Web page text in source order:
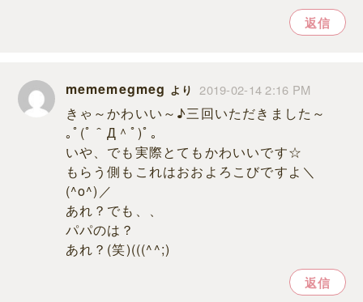
返信
mememegmeg より 2019-02-14 2:16 PM
きゃ～かわいい～♪三回いただきました～
｡ﾟ(ﾟ＾Д＾ﾟ)ﾟ｡
いや、でも実際とてもかわいいです☆
もらう側もこれはおおよろこびですよ＼
(^o^)／
あれ？でも、、
パパのは？
あれ？(笑)(((^^;)
返信